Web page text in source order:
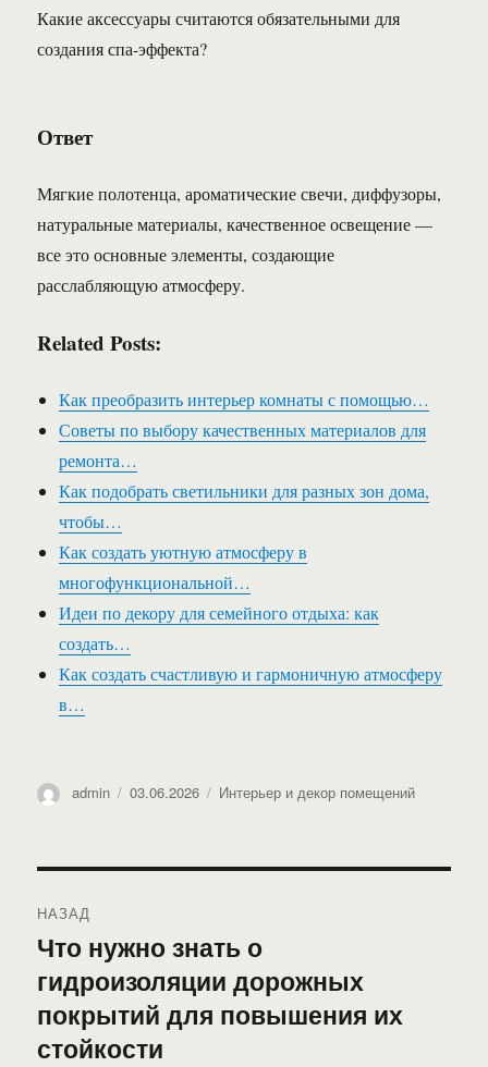
Какие аксессуары считаются обязательными для
создания спа-эффекта?
Ответ
Мягкие полотенца, ароматические свечи, диффузоры,
натуральные материалы, качественное освещение —
все это основные элементы, создающие
расслабляющую атмосферу.
Related Posts:
Как преобразить интерьер комнаты с помощью…
Советы по выбору качественных материалов для
ремонта…
Как подобрать светильники для разных зон дома,
чтобы…
Как создать уютную атмосферу в
многофункциональной…
Идеи по декору для семейного отдыха: как
создать…
Как создать счастливую и гармоничную атмосферу
в…
Автор
admin Опубликовано
03.06.2026 Рубрики
Интерьер и декор помещений
по
записям
НАЗАД
Предыдущая
запись:
Что нужно знать о
гидроизоляции дорожных
покрытий для повышения их
стойкости